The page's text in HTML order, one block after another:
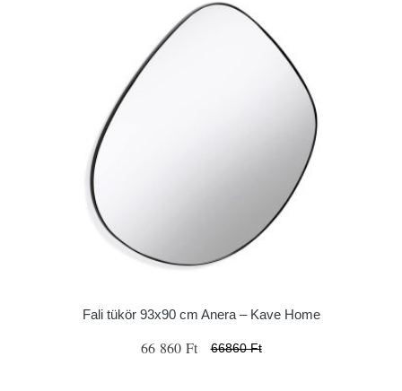
Fali tükör 93x90 cm Anera – Kave Home
66 860 Ft 66860 Ft